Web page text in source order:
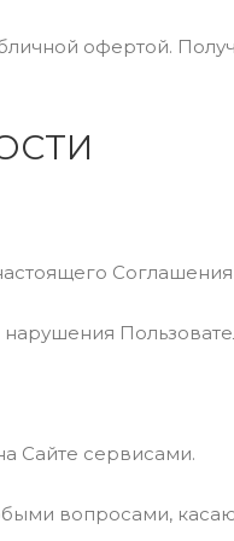
офертой.
нарушения
Сайте сервисами.
вопросами,